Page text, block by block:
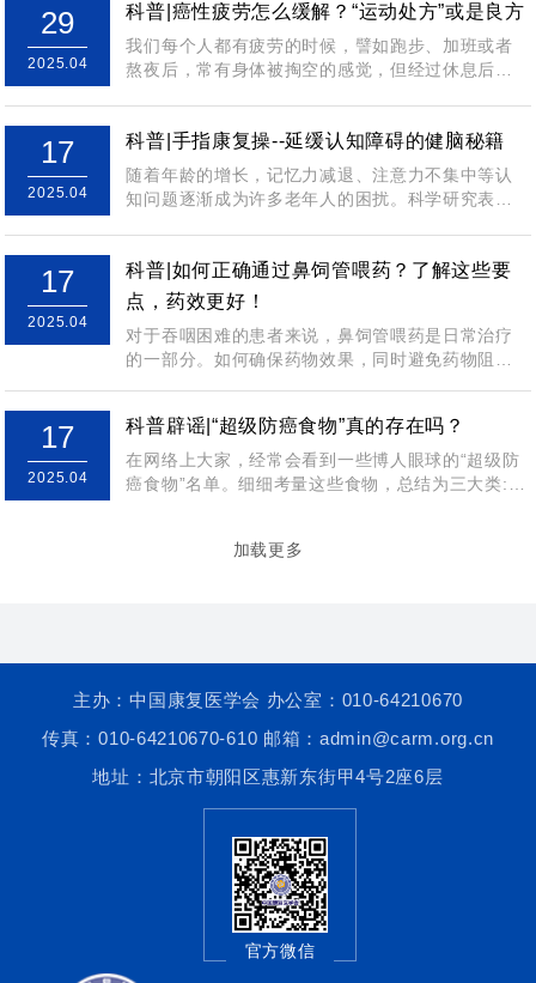
29
2025.04
科普|癌性疲劳怎么缓解？“运动处方”或是良方
我们每个人都有疲劳的时候，譬如跑步、加班或者
熬夜后，常有身体被掏空的感觉，但经过休息后疲
17
2025.04
科普|手指康复操--延缓认知障碍的健脑秘籍
随着年龄的增长，记忆力减退、注意力不集中等认
知问题逐渐成为许多老年人的困扰。科学研究表
17
2025.04
科普|如何正确通过鼻饲管喂药？了解这些要
点，药效更好！
对于吞咽困难的患者来说，鼻饲管喂药是日常治疗
的一部分。如何确保药物效果，同时避免药物阻塞
17
2025.04
科普辟谣|“超级防癌食物”真的存在吗？
在网络上大家，经常会看到一些博人眼球的“超级防
癌食物”名单。细细考量这些食物，总结为三大类:
加载更多
主办：中国康复医学会 办公室：010-64210670
传真：010-64210670-610 邮箱：admin@carm.org.cn
地址：北京市朝阳区惠新东街甲4号2座6层
官方微信